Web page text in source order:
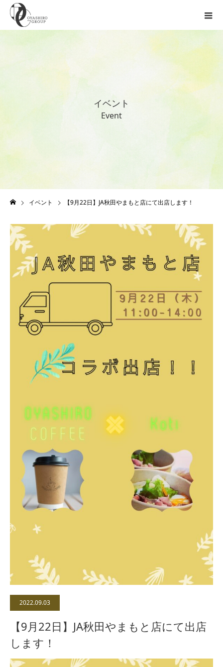
イベン ト
Event
イベント 【9月22日】JA秋田やまもと店にて出店します！
2022.09.03
【9月22日】JA秋田やまもと店にて出店
します！